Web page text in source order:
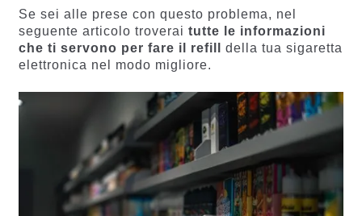
recensio
ni
recension
i
Se sei alle prese con questo problema, nel
seguente articolo troverai tutte le informazioni
che ti servono per fare il refill
della tua sigaretta
elettronica nel modo migliore.